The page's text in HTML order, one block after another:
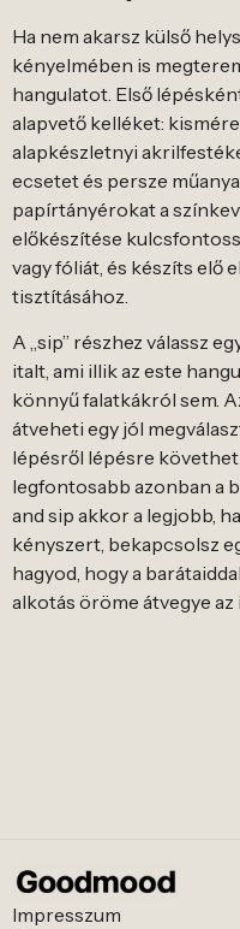
Ha nem akarsz külső
kényelmében is
hangulatot. Első
alapvető kelléket:
alapkészletnyi
ecsetet és persze
papírtányérokat a
előkészítése
vagy fóliát, és készíts elő
tisztításához.
A „sip” részhez válassz
italt, ami illik az este
könnyű falatkákról sem.
átveheti egy jól
lépésről lépésre
legfontosabb azonban a
and sip akkor a legjobb,
kényszert, bekapcsolsz
hagyod, hogy a
alkotás öröme átvegye
Impresszum